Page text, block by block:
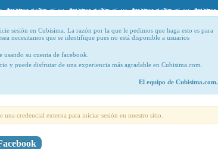
sesión en Cubisima. La razón por la que le pedimos que haga esto es para
necesitamos que se identifique pues no está disponible a usuarios
su cuenta de facebook.
y puede disfrutar de una experiencia más agradable en Cubisima.com.
El equipo de Cubisima.com.
una credencial externa para iniciar sesión en nuestro sitio.